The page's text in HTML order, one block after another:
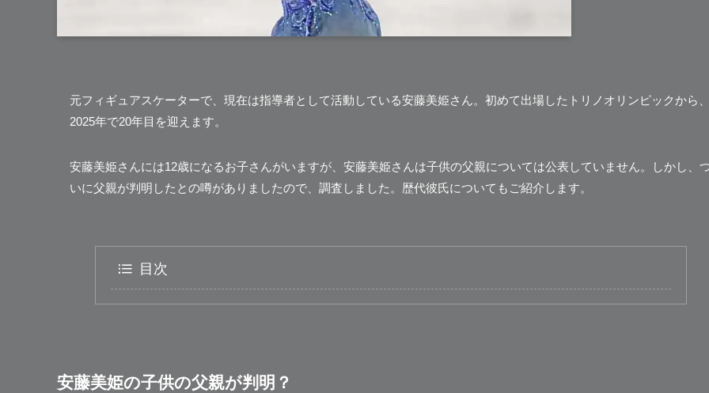
元フィギュアスケーターで、現在は指導者として活動している安藤美姫さん。初めて出場したトリノオリンピックから
2025年で20年目を迎えます。
安藤美姫さんには12歳になるお子さんがいますが、安藤美姫さんは子供の父親については公表していません。しかし、
いに父親が判明したとの噂がありましたので、調査しました。歴代彼氏についてもご紹介します。
目次
安藤美姫の子供の父親が判明？